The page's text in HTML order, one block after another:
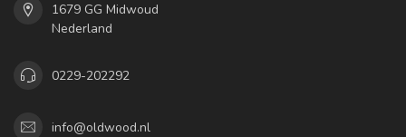
1679 GG Midwoud
Nederland
0229-202292
info@oldwood.nl